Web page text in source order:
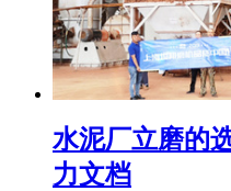
水泥厂立磨的
力文档